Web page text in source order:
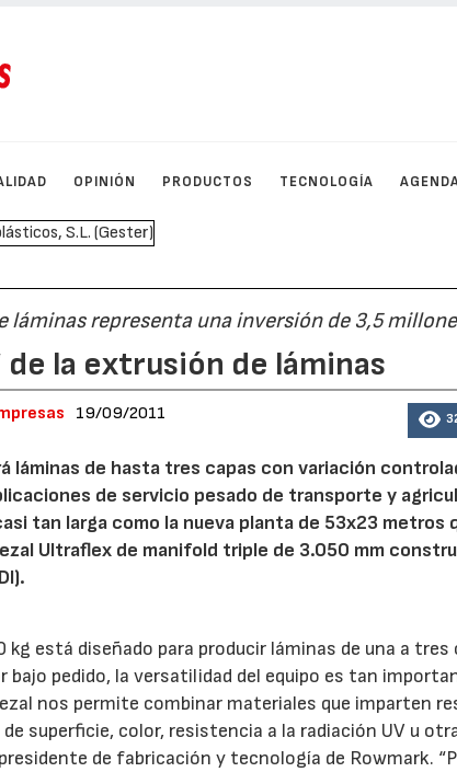
OPINIÓN PRODUCTOS TECNOLOGÍA
láminas representa una inversión de 3,5
de la extrusión de láminas
19/09/2011
láminas de hasta tres capas con variación
de servicio pesado de transporte y
tan larga como la nueva planta de 53x23 metros
Ultraflex de manifold triple de 3.050 mm
kg está diseñado para producir láminas de una a tres
bajo pedido, la versatilidad del equipo es tan
nos permite combinar materiales que imparten
superficie, color, resistencia a la radiación UV u
de fabricación y tecnología de Rowmark.